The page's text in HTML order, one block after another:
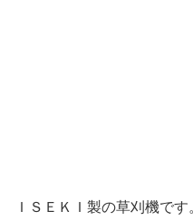
ＩＳＥＫＩ製の草刈機で